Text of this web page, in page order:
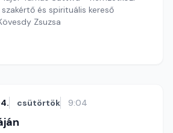
és spirituális kereső
Zsuzsa
csütörtök 9:04